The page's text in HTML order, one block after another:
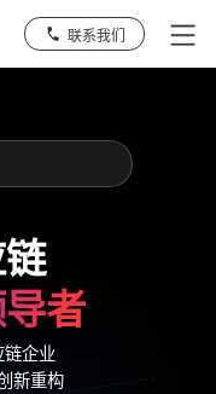
联系我们
者
企业
新重构